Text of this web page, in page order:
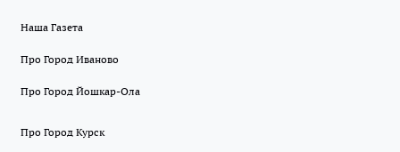
Наша Газета
Про Город Иваново
Про Город Йошкар-Ола
Про Город Курск